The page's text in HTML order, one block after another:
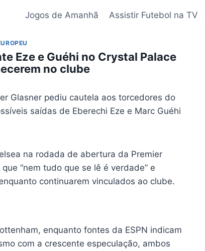
Jogos de Amanhã Assistir Futebol na TV
Eze e Guéhi no Crystal Palace
no clube
Glasner pediu cautela aos torcedores do
saídas de Eberechi Eze e Marc Guéhi
na rodada de abertura da Premier
“nem tudo que se lê é verdade” e
continuarem vinculados ao clube.
enquanto fontes da ESPN indicam
com a crescente especulação, ambos